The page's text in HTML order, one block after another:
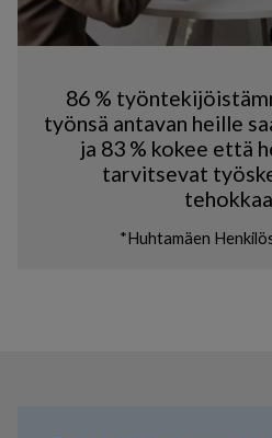
86 %
työnsä antavan heille
ja 83 % kokee että
tarvitsevat
*Huhtamäen